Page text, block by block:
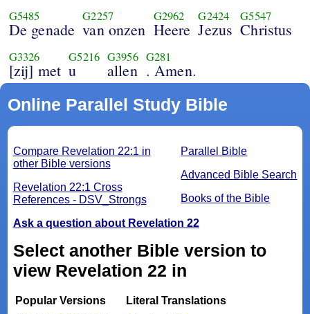
G5485
De genade
G2257
van onzen
G2962
Heere
G2424
Jezus
G5547
Christus
G3326
[zij] met
G5216
u
G3956
allen
G281
. Amen.
Online Parallel Study Bible
Parallel Bible
Advanced Bible Search
Books of the Bible
Compare Revelation 22:1 in
other Bible versions
Revelation 22:1 Cross
References - DSV_Strongs
Ask a question about Revelation 22
Select another Bible version to
view Revelation 22 in
Popular Versions
Literal Translations